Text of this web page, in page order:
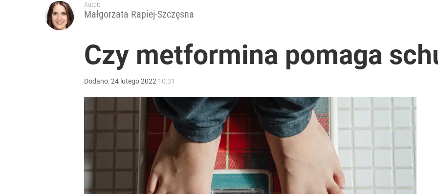
Autor:
Małgorzata Rapiej-Szczęsna
Czy metformina pomaga
Dodano:24 lutego2022 10:31